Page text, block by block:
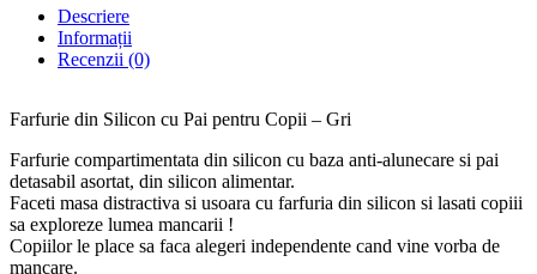
Descriere
Informații
Recenzii (0)
Farfurie din Silicon cu Pai pentru Copii – Gri
Farfurie compartimentata din silicon cu baza anti-alunecare si pai
detasabil asortat, din silicon alimentar.
Faceti masa distractiva si usoara cu farfuria din silicon si lasati copiii
sa exploreze lumea mancarii !
Copiilor le place sa faca alegeri independente cand vine vorba de
mancare.